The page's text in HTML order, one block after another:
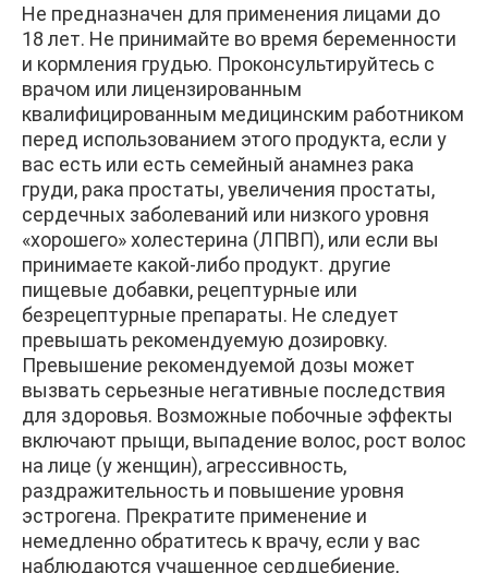
Не предназначен для применения лицами до
18 лет. Не принимайте во время беременности
и кормления грудью. Проконсультируйтесь с
врачом или лицензированным
квалифицированным медицинским работником
перед использованием этого продукта, если у
вас есть или есть семейный анамнез рака
груди, рака простаты, увеличения простаты,
сердечных заболеваний или низкого уровня
«хорошего» холестерина (ЛПВП), или если вы
принимаете какой-либо продукт. другие
пищевые добавки, рецептурные или
безрецептурные препараты. Не следует
превышать рекомендуемую дозировку.
Превышение рекомендуемой дозы может
вызвать серьезные негативные последствия
для здоровья. Возможные побочные эффекты
включают прыщи, выпадение волос, рост волос
на лице (у женщин), агрессивность,
раздражительность и повышение уровня
эстрогена. Прекратите применение и
немедленно обратитесь к врачу, если у вас
наблюдаются учащенное сердцебиение,